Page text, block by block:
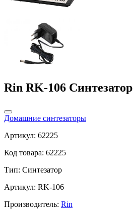
Rin RK-106 Синтезатор
Домашние синтезаторы
Артикул: 62225
Код товара: 62225
Тип: Синтезатор
Артикул: RK-106
Производитель: Rin